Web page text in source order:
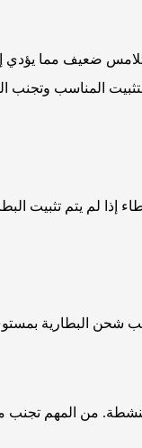
ضعيف مما يؤدي
المناسب وتجنب
إذا لم يتم
شحن البطارية
من المهم